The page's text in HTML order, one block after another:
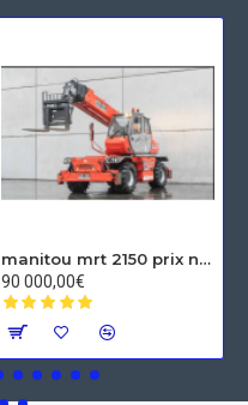
manitou mrt 2150 prix neuf
90 000,00€